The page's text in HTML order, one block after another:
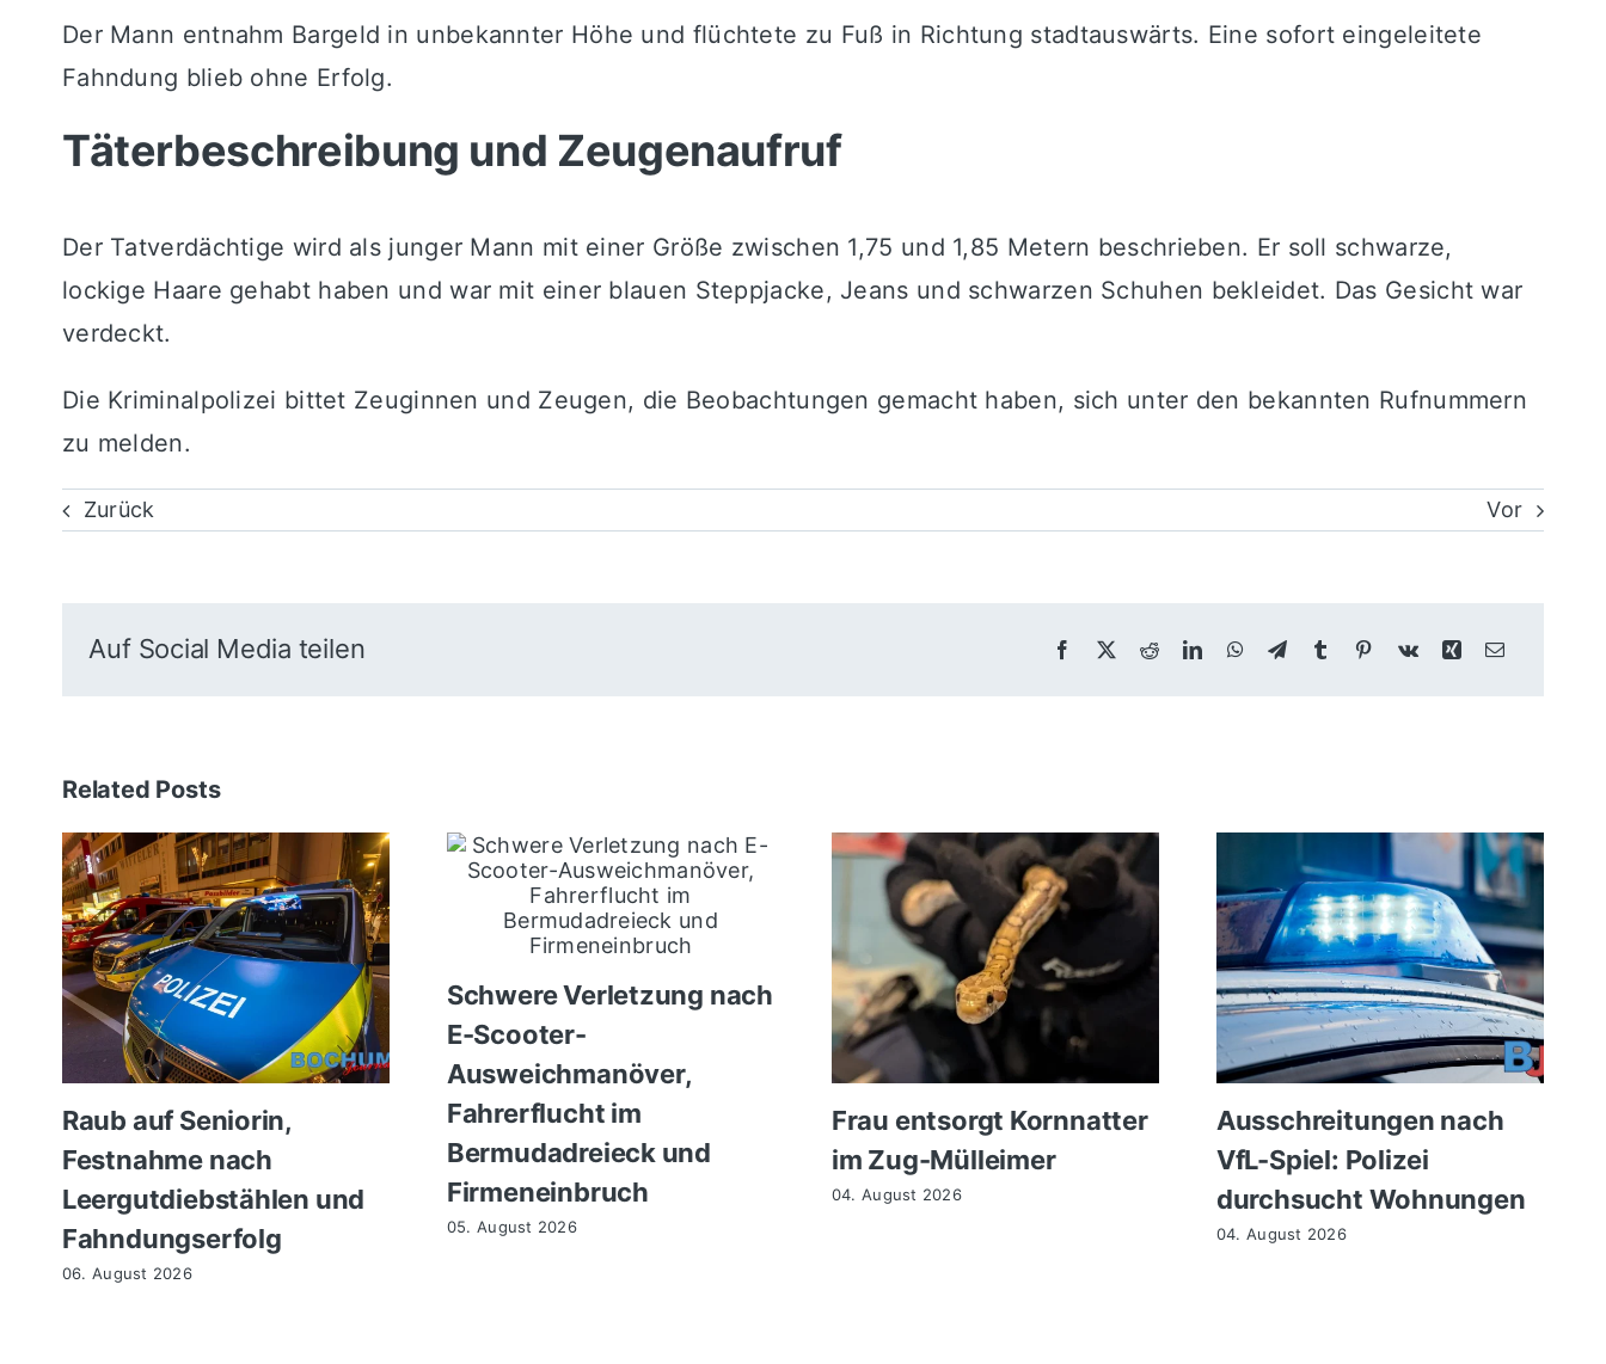
Der Mann entnahm Bargeld in unbekannter Höhe und flüchtete zu Fuß in Richtung stadtauswärts. Eine sofort eingeleitete
Fahndung blieb ohne Erfolg.
Täterbeschreibung und Zeugenaufruf
Der Tatverdächtige wird als junger Mann mit einer Größe zwischen 1,75 und 1,85 Metern beschrieben. Er soll schwarze,
lockige Haare gehabt haben und war mit einer blauen Steppjacke, Jeans und schwarzen Schuhen bekleidet. Das Gesicht war
verdeckt.
Die Kriminalpolizei bittet Zeuginnen und Zeugen, die Beobachtungen gemacht haben, sich unter den bekannten Rufnummern
zu melden.
Zurück Vor
Auf Social Media teilen
Related Posts
Raub auf Seniorin,
Festnahme nach
Leergutdiebstählen und
Fahndungserfolg
06. August 2026
Schwere Verletzung nach
E-Scooter-
Ausweichmanöver,
Fahrerflucht im
Bermudadreieck und
Firmeneinbruch
05. August 2026
Frau entsorgt Kornnatter
im Zug-Mülleimer
04. August 2026
Ausschreitungen nach
VfL-Spiel: Polizei
durchsucht Wohnungen
04. August 2026